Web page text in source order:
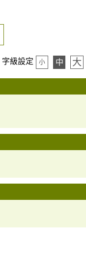
字級設定 小 中 大